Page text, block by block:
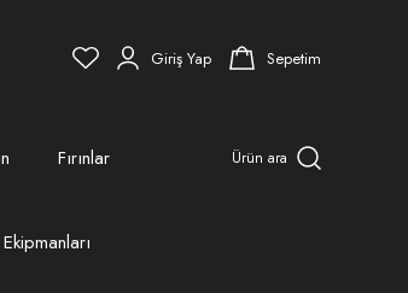
Giriş Yap Sepetim
Fırınlar Ürün ara